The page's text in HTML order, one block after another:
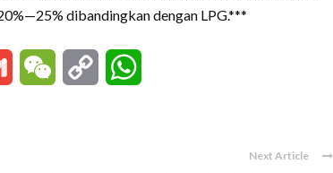
dibandingkan dengan LPG.***
Gmail WeChat Copy
Next Article